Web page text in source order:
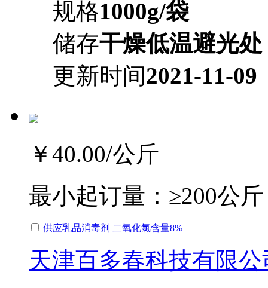
规格1000g/袋
储存干燥低温避光处
更新时间2021-11-09
￥40.00/公斤
最小起订量： ≥200公斤
供应乳品消毒剂 二氧化氯含量8%
天津百多春科技有限公